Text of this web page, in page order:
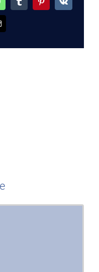
TumblrPinterest
Vk